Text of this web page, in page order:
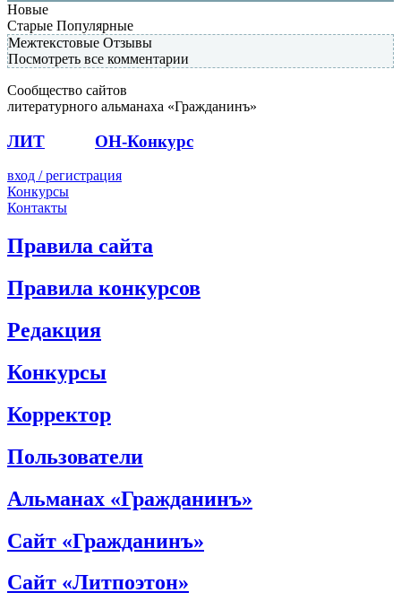
Новые
Старые Популярные
Межтекстовые Отзывы
Посмотреть все комментарии
Сообщество сайтов
литературного альманаха «Гражданинъ»
ЛИТ ОН-Конкурс
вход / регистрация
Конкурсы
Контакты
Правила сайта
Правила конкурсов
Редакция
Конкурсы
Корректор
Пользователи
Альманах «Гражданинъ»
Сайт «Гражданинъ»
Сайт «Литпоэтон»